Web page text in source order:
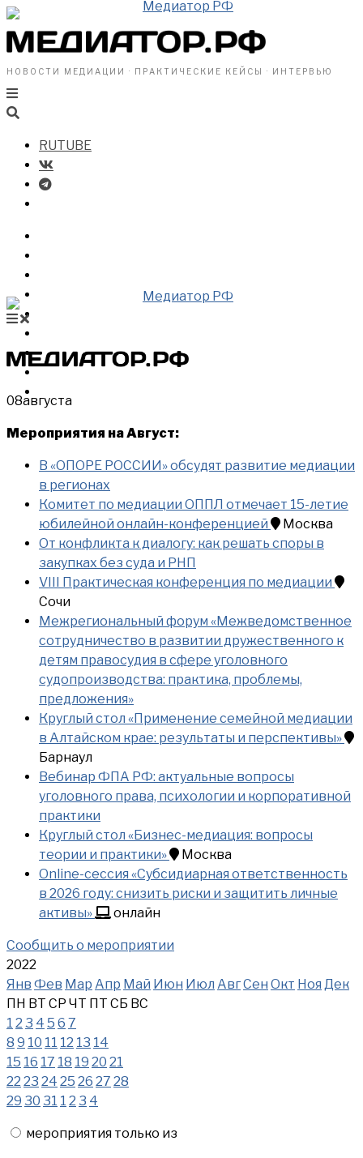
НОВОСТИ МЕДИАЦИИ · ПРАКТИЧЕСКИЕ КЕЙСЫ · ИНТЕРВЬЮ
RUTUBE
ВИДЕО
08августа
Мероприятия на Август:
В «ОПОРЕ РОССИИ» обсудят развитие медиации
в регионах
Комитет по медиации ОППЛ отмечает 15-летие
юбилейной онлайн-конференцией
Москва
От конфликта к диалогу: как решать споры в
закупках без суда и РНП
VIII Практическая конференция по медиации
Сочи
Межрегиональный форум «Межведомственное
сотрудничество в развитии дружественного к
детям правосудия в сфере уголовного
судопроизводства: практика, проблемы,
предложения»
Круглый стол «Применение семейной медиации
в Алтайском крае: результаты и перспективы»
Барнаул
Вебинар ФПА РФ: актуальные вопросы
уголовного права, психологии и корпоративной
практики
Круглый стол «Бизнес-медиация: вопросы
теории и практики»
Москва
Online-сессия «Субсидиарная ответственность
в 2026 году: снизить риски и защитить личные
активы»
онлайн
Сообщить о мероприятии
2022
Янв Фев Мар Апр Май Июн Июл АвгСен Окт Ноя Дек
ПН ВТ СР ЧТ ПТ СБ ВС
1 2 3 4 5 6 7
8 9 10 11 12 13 14
15 16 17 18 19 20 21
22 23 24 25 26 27 28
29 30 31 1 2 3 4
мероприятия только из